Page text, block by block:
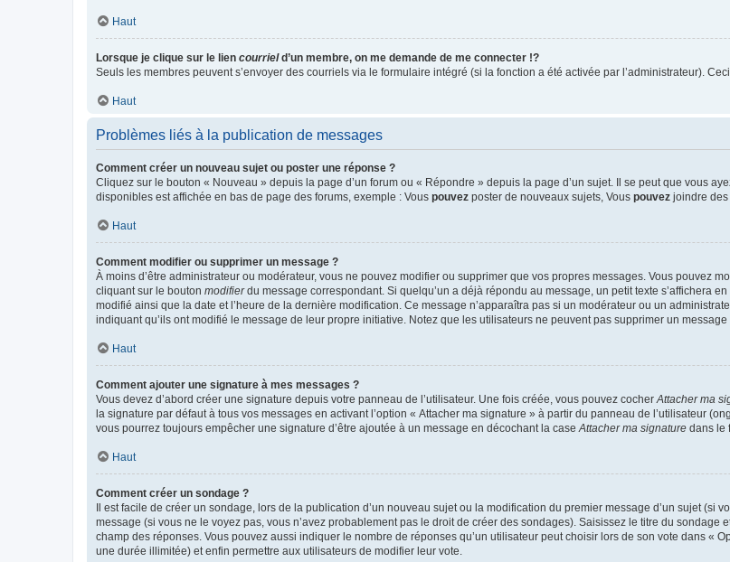
Haut
Lorsque je clique sur le lien courrield’un membre, on me demande de me connecter !?
Seuls les membres peuvent s’envoyer des courriels via le formulaire intégré (si la fonction a été activée par l’administrateur).
Haut
Problèmes liés à la publication de messages
Comment créer un nouveau sujet ou poster une réponse ?
Cliquez sur le bouton « Nouveau » depuis la page d’un forum ou « Répondre » depuis la page d’un sujet. Il se peut que vous
disponibles est affichée en bas de page des forums, exemple : Vous pouvez poster de nouveaux sujets, Vous pouvez joindre des
Haut
Comment modifier ou supprimer un message ?
À moins d’être administrateur ou modérateur, vous ne pouvez modifier ou supprimer que vos propres messages. Vous pouvez
cliquant sur le bouton modifierdu message correspondant. Si quelqu’un a déjà répondu au message, un petit texte s’affichera
modifié ainsi que la date et l’heure de la dernière modification. Ce message n’apparaîtra pas si un modérateur ou un
indiquant qu’ils ont modifié le message de leur propre initiative. Notez que les utilisateurs ne peuvent pas supprimer un message
Haut
Comment ajouter une signature à mes messages ?
Vous devez d’abord créer une signature depuis votre panneau de l’utilisateur. Une fois créée, vous pouvez cocher Attacher ma
la signature par défaut à tous vos messages en activant l’option « Attacher ma signature » à partir du panneau de l’utilisateur
vous pourrez toujours empêcher une signature d’être ajoutée à un message en décochant la case Attacher ma signature dans le
Haut
Comment créer un sondage ?
Il est facile de créer un sondage, lors de la publication d’un nouveau sujet ou la modification du premier message d’un sujet (si
message (si vous ne le voyez pas, vous n’avez probablement pas le droit de créer des sondages). Saisissez le titre du
champ des réponses. Vous pouvez aussi indiquer le nombre de réponses qu’un utilisateur peut choisir lors de son vote dans «
une durée illimitée) et enfin permettre aux utilisateurs de modifier leur vote.